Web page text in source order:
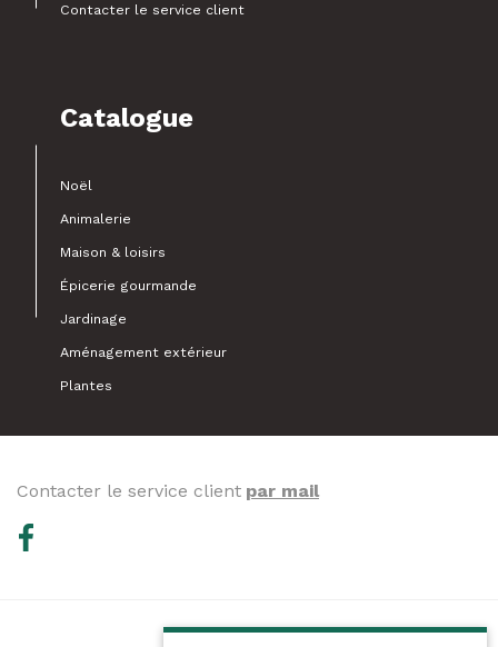
Contacter le service client
Catalogue
Noël
Animalerie
Maison & loisirs
Épicerie gourmande
Jardinage
Aménagement extérieur
Plantes
Contacter le service client par mail